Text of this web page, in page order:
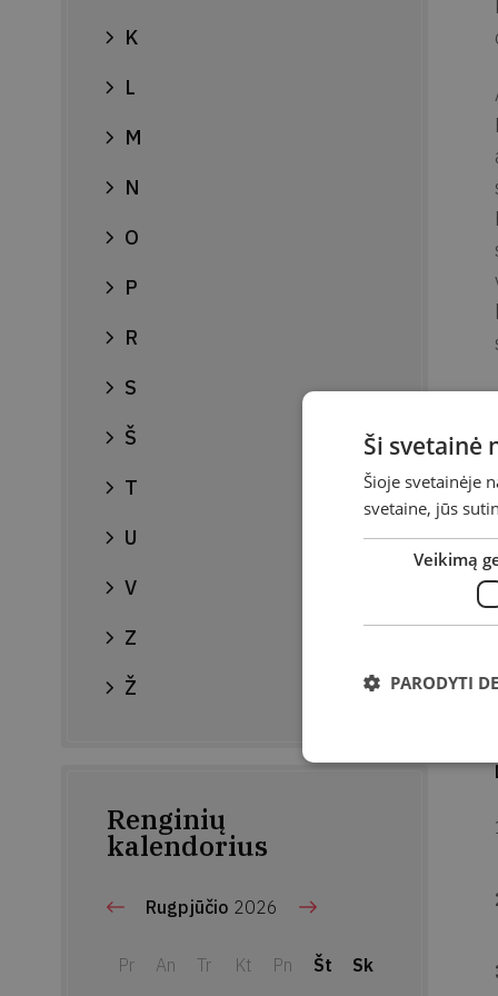
K
L
M
N
O
P
R
S
Š
T
U
V
Z
Ž
Renginių
kalendorius
Rugpjūčio 2026
Pr An Tr Kt Pn Št Sk
Ši svetainė
Šioje svetainėje
svetaine, jūs
Veikimą
PARODYTI